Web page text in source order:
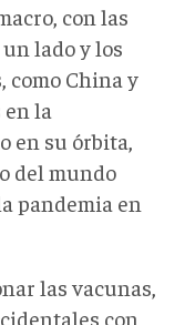
con las
lado y los
como China y
la
en su órbita,
del mundo
pandemia en
las vacunas,
con